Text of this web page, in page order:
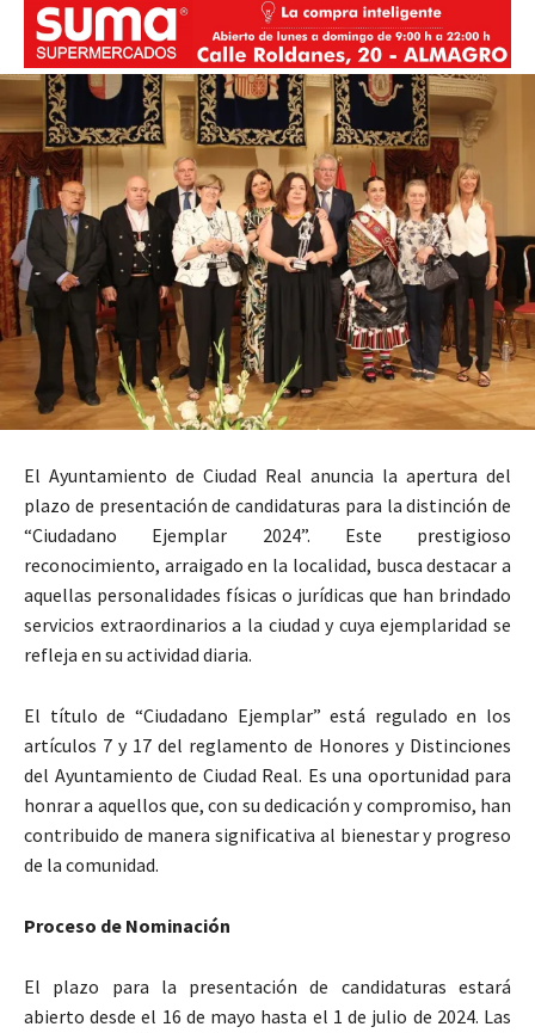
El Ayuntamiento de Ciudad Real anuncia la apertura del
plazo de presentación de candidaturas para la distinción de
“Ciudadano Ejemplar 2024”. Este prestigioso
reconocimiento, arraigado en la localidad, busca destacar a
aquellas personalidades físicas o jurídicas que han brindado
servicios extraordinarios a la ciudad y cuya ejemplaridad se
refleja en su actividad diaria.
El título de “Ciudadano Ejemplar” está regulado en los
artículos 7 y 17 del reglamento de Honores y Distinciones
del Ayuntamiento de Ciudad Real. Es una oportunidad para
honrar a aquellos que, con su dedicación y compromiso, han
contribuido de manera significativa al bienestar y progreso
de la comunidad.
Proceso de Nominación
El plazo para la presentación de candidaturas estará
abierto desde el 16 de mayo hasta el 1 de julio de 2024. Las